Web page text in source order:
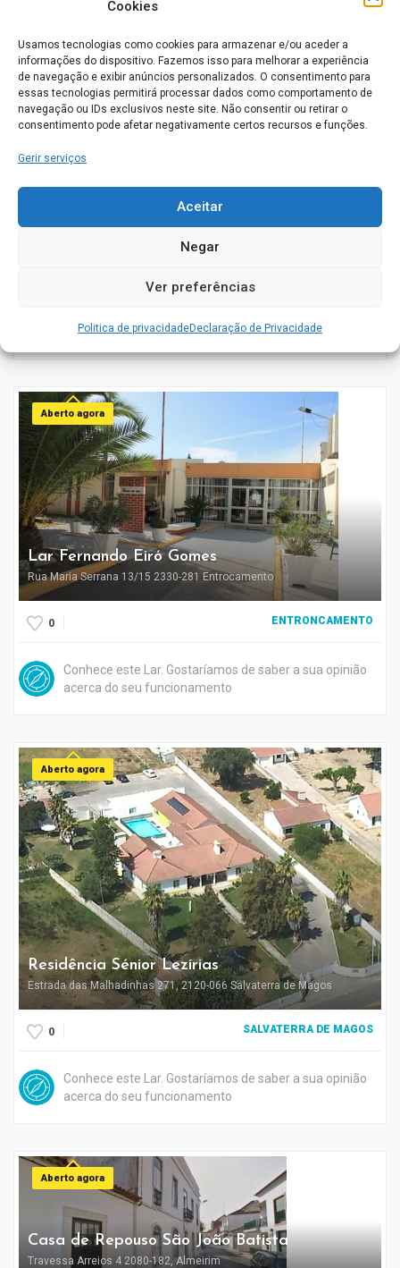
Cookies
Usamos tecnologias como cookies para armazenar e/ou aceder a
informações do dispositivo. Fazemos isso para melhorar a experiência
de navegação e exibir anúncios personalizados. O consentimento para
essas tecnologias permitirá processar dados como comportamento de
navegação ou IDs exclusivos neste site. Não consentir ou retirar o
consentimento pode afetar negativamente certos recursos e funções.
Gerir serviços
Aceitar
Negar
Ver preferências
Politica de privacidadeDeclaração de Privacidade
Aberto agora
acerca do seu funcionamento
Aberto agora
Lar Fernando Eiró Gomes
Rua Maria Serrana 13/15 2330-281 Entrocamento
0 ENTRONCAMENTO
Conhece este Lar. Gostaríamos de saber a sua opinião
acerca do seu funcionamento
Aberto agora
Residência Sénior Lezírias
Estrada das Malhadinhas 271, 2120-066 Salvaterra de Magos
0 SALVATERRA DE MAGOS
Conhece este Lar. Gostaríamos de saber a sua opinião
acerca do seu funcionamento
Aberto agora
Casa de Repouso São João Batista
Travessa Arreios 4 2080-182, Almeirim